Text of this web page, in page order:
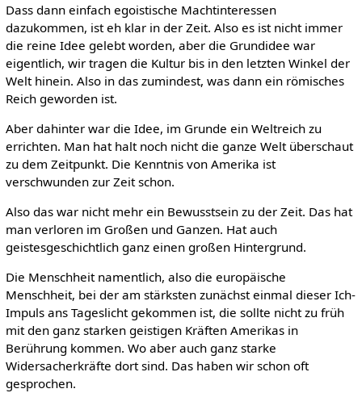
Dass dann einfach egoistische Machtinteressen
dazukommen, ist eh klar in der Zeit. Also es ist nicht immer
die reine Idee gelebt worden, aber die Grundidee war
eigentlich, wir tragen die Kultur bis in den letzten Winkel der
Welt hinein. Also in das zumindest, was dann ein römisches
Reich geworden ist.
Aber dahinter war die Idee, im Grunde ein Weltreich zu
errichten. Man hat halt noch nicht die ganze Welt überschaut
zu dem Zeitpunkt. Die Kenntnis von Amerika ist
verschwunden zur Zeit schon.
Also das war nicht mehr ein Bewusstsein zu der Zeit. Das hat
man verloren im Großen und Ganzen. Hat auch
geistesgeschichtlich ganz einen großen Hintergrund.
Die Menschheit namentlich, also die europäische
Menschheit, bei der am stärksten zunächst einmal dieser Ich-
Impuls ans Tageslicht gekommen ist, die sollte nicht zu früh
mit den ganz starken geistigen Kräften Amerikas in
Berührung kommen. Wo aber auch ganz starke
Widersacherkräfte dort sind. Das haben wir schon oft
gesprochen.